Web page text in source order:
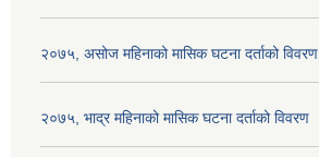
२०७५, असोज महिनाको मासिक घटना दर्ताको विवरण
२०७५, भाद्र महिनाको मासिक घटना दर्ताको विवरण